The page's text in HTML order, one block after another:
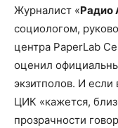
Журналист «Радио
социологом,
центра PaperLab
оценил
экзитполов. И если
ЦИК «кажется,
прозрачности